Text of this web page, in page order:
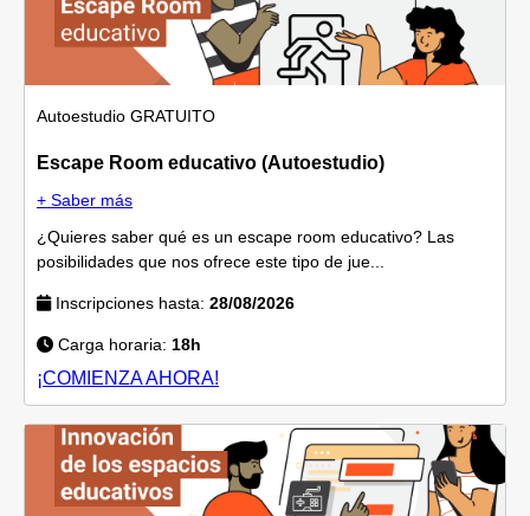
Autoestudio GRATUITO
Escape Room educativo (Autoestudio)
+ Saber más
¿Quieres saber qué es un escape room educativo? Las
posibilidades que nos ofrece este tipo de jue...
Inscripciones hasta: 28/08/2026
Carga horaria: 18h
¡COMIENZA AHORA!